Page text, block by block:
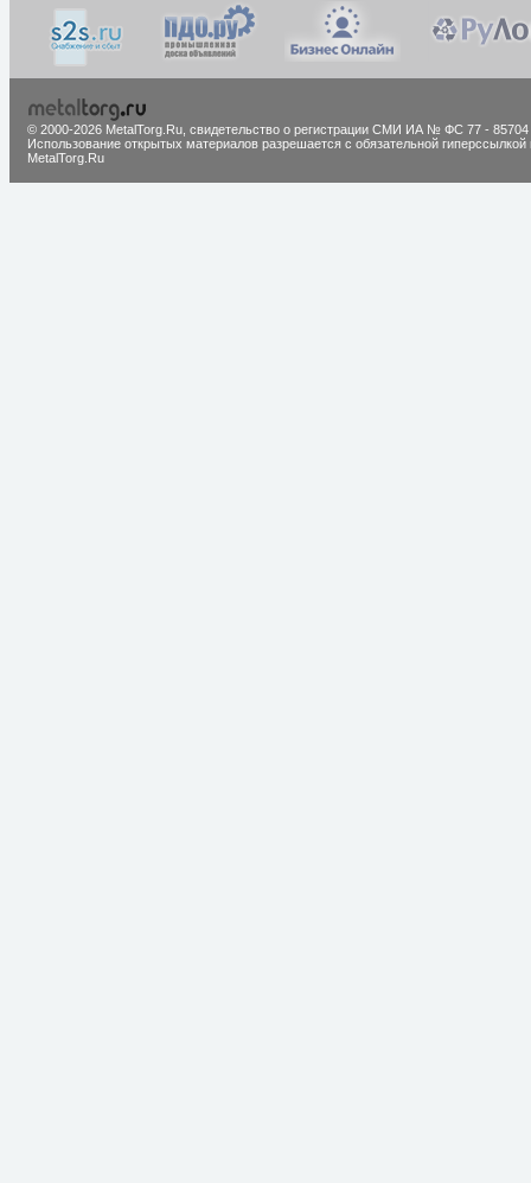
© 2000-2026 MetalTorg.Ru, cвидетельство о регистрации СМИ ИА № ФС 77 - 85704
Использование открытых материалов разрешается с обязательной гиперссылкой
MetalTorg.Ru